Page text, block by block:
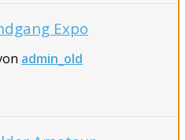
Expo
admin_old